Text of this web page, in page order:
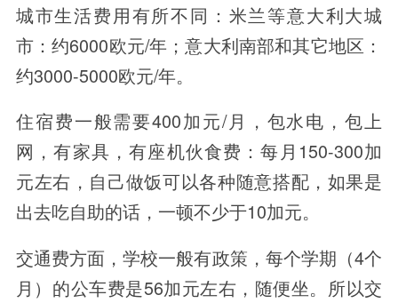
城市生活费用有所不同：米兰等意大利大城
市：约6000欧元/年；意大利南部和其它地区：
约3000-5000欧元/年。
住宿费一般需要400加元/月，包水电，包上
网，有家具，有座机伙食费：每月150-300加
元左右，自己做饭可以各种随意搭配，如果是
出去吃自助的话，一顿不少于10加元。
交通费方面，学校一般有政策，每个学期（4个
月）的公车费是56加元左右，随便坐。所以交